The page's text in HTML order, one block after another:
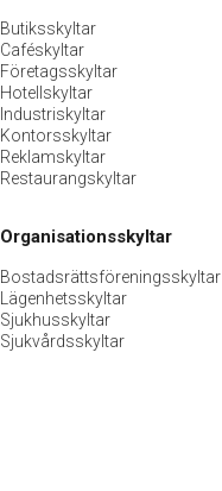
Butiksskyltar
Caféskyltar
Företagsskyltar
Hotellskyltar
Industriskyltar
Kontorsskyltar
Reklamskyltar
Restaurangskyltar
Organisationsskyltar
Bostadsrättsföreningsskyltar
Lägenhetsskyltar
Sjukhusskyltar
Sjukvårdsskyltar